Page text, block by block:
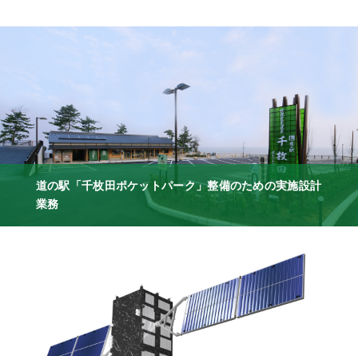
道の駅「千枚田ポケットパーク」整備のための実施設計
業務